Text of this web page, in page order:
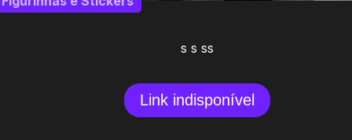
s s ss
Link indisponível